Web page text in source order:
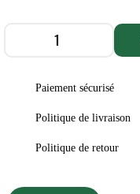
Paiement sécurisé
Politique de livraison
Politique de retour